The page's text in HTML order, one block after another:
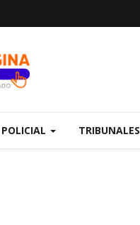
POLICIAL TRIBUNALES